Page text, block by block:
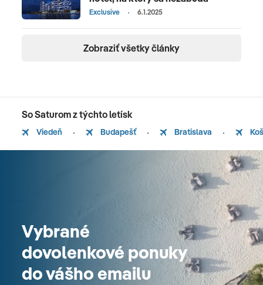
Exclusive 6.1.2025
Zobraziť všetky články
So Saturom z týchto letísk
Viedeň Budapešť Bratislava
Vybrané
dovolenkové ponuky
do vášho emailu